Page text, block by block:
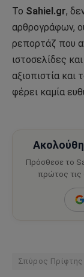
Το Sahiel.gr,
αρθρογράφων,
ρεπορτάζ που
ιστοσελίδες
αξιοπιστία
φέρει καμία
Πρόσθεσε το
πρώτος τις
Σπύρος Πρίφτης